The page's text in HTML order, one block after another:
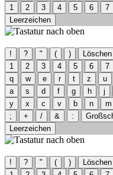
1
2 3 4 5 6 7
Leerzeichen
! ? " ( )
Löschen
1
2 3 4 5 6 7
q
w e r t z u
a
s d f g h j
y
x c v b n m
;
+ / & :
Leerzeichen
! ? " ( )
Löschen